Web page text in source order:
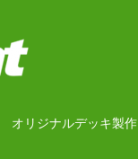
オリジナルデッキ製作